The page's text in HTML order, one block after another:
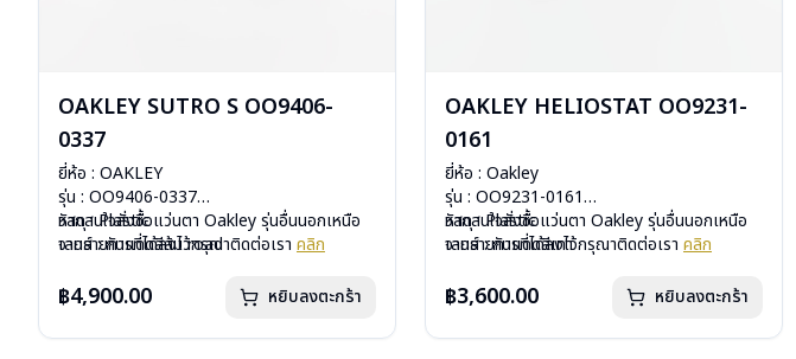
OAKLEY SUTRO S OO9406-
0337
ยี่ห้อ : OAKLEY
รุ่น : OO9406-0337
วัสดุ : Plastic
เลนส์ : กันแดดสีส้ม road
น้ำหนัก : 33 กรัม
การรับประกัน :ประกันศูนย์ Luxottica 2 ปี
หากสนใจสั่งชื้อแว่นตา Oakley รุ่นอื่นนอกเหนือ
จากรายการที่ได้ลงไว้กรุณาติดต่อเรา คลิก
฿4,900.00 หยิบลงตะกร้า
OAKLEY HELIOSTAT OO9231-
0161
ยี่ห้อ : Oakley
รุ่น : OO9231-0161
วัสดุ : Plastic
เลนส์ : กันแดดสีเทา
น้ำหนัก : 31 กรัม
การรับประกัน : ประกันศูนย์ Luxottica 2 ปี
หากสนใจสั่งชื้อแว่นตา Oakley รุ่นอื่นนอกเหนือ
จากรายการที่ได้ลงไว้กรุณาติดต่อเรา คลิก
฿3,600.00 หยิบลงตะกร้า